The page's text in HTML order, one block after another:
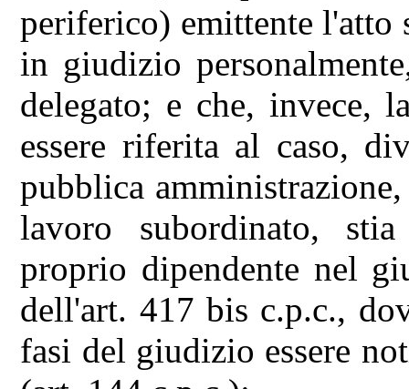
periferico) emittente l'atto
in giudizio
delegato; e che, invece,
essere riferita al caso,
pubblica
lavoro subordinato,
proprio dipendente nel
dell'art. 417 bis c.p.c.,
fasi del giudizio essere